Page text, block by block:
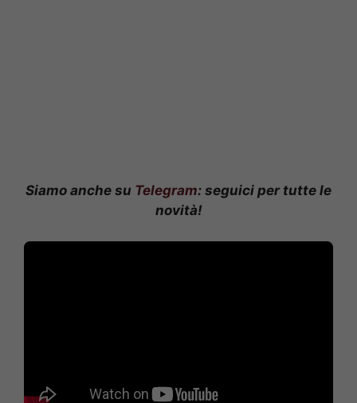
Siamo anche su Telegram: seguici per tutte le
novità!